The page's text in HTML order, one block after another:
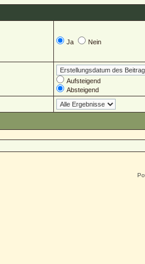
Ja Nein
Aufsteigend
Absteigend